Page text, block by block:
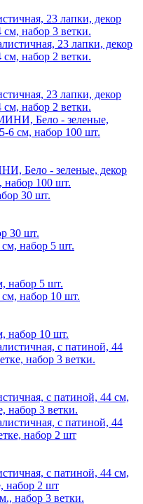
23 лапки, декор
набор 3 ветки.
23 лапки, декор
набор 2 ветки.
Бело - зеленые, декор
набор 100 шт.
30 шт.
набор 5 шт.
набор 10 шт.
с патиной, 44 см,
набор 3 ветки.
с патиной, 44 см,
набор 2 шт